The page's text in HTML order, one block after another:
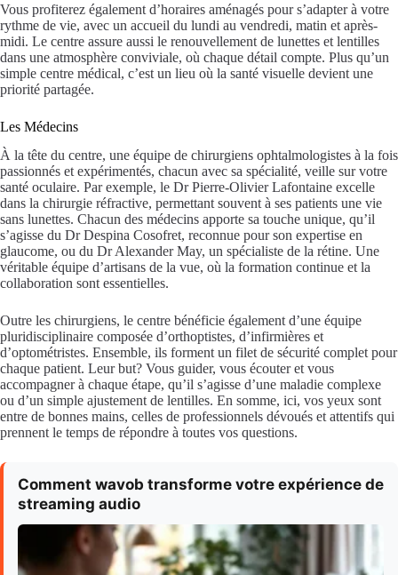
Vous profiterez également d’horaires aménagés pour s’adapter à votre
rythme de vie, avec un accueil du lundi au vendredi, matin et après-
midi. Le centre assure aussi le renouvellement de lunettes et lentilles
dans une atmosphère conviviale, où chaque détail compte. Plus qu’un
simple centre médical, c’est un lieu où la santé visuelle devient une
priorité partagée.
Les Médecins
À la tête du centre, une équipe de chirurgiens ophtalmologistes à la fois
passionnés et expérimentés, chacun avec sa spécialité, veille sur votre
santé oculaire. Par exemple, le Dr Pierre-Olivier Lafontaine excelle
dans la chirurgie réfractive, permettant souvent à ses patients une vie
sans lunettes. Chacun des médecins apporte sa touche unique, qu’il
s’agisse du Dr Despina Cosofret, reconnue pour son expertise en
glaucome, ou du Dr Alexander May, un spécialiste de la rétine. Une
véritable équipe d’artisans de la vue, où la formation continue et la
collaboration sont essentielles.
Outre les chirurgiens, le centre bénéficie également d’une équipe
pluridisciplinaire composée d’orthoptistes, d’infirmières et
d’optométristes. Ensemble, ils forment un filet de sécurité complet pour
chaque patient. Leur but? Vous guider, vous écouter et vous
accompagner à chaque étape, qu’il s’agisse d’une maladie complexe
ou d’un simple ajustement de lentilles. En somme, ici, vos yeux sont
entre de bonnes mains, celles de professionnels dévoués et attentifs qui
prennent le temps de répondre à toutes vos questions.
Comment wavob transforme votre expérience de
streaming audio